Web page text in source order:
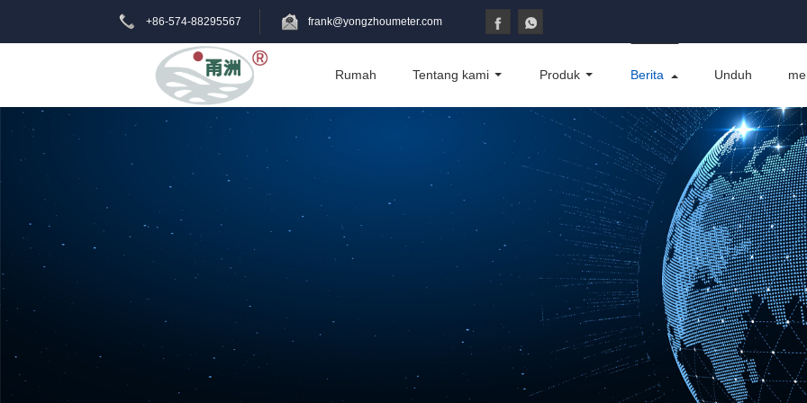
+86-574-88295567 frank@yongzhoumeter.com
Rumah Tentang kami Produk Berita Unduh